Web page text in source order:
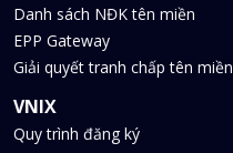
Danh sách NĐK tên miền
EPP Gateway
Giải quyết tranh chấp tên miền
VNIX
Quy trình đăng ký